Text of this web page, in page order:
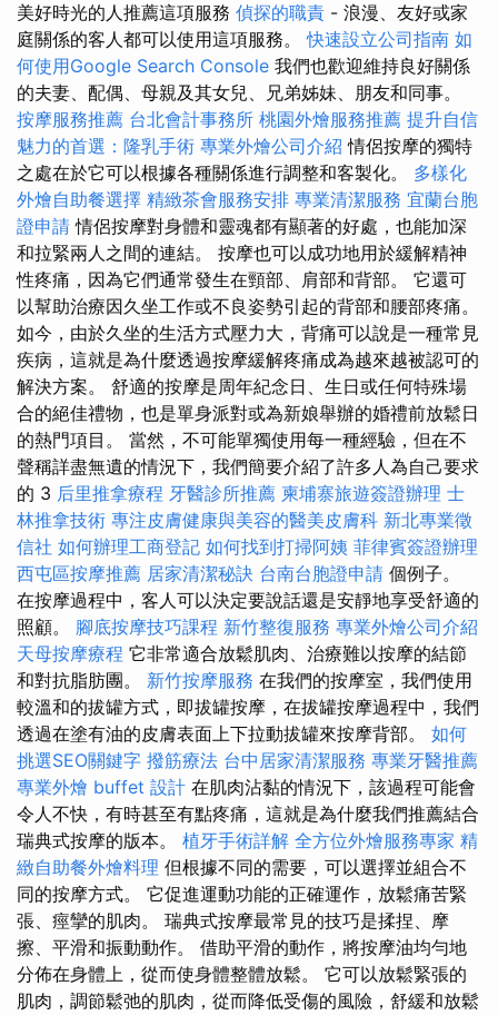
美好時光的人推薦這項服務 偵探的職責 - 浪漫、友好或家
庭關係的客人都可以使用這項服務。快速設立公司指南 如
何使用Google Search Console 我們也歡迎維持良好關係
的夫妻、配偶、母親及其女兒、兄弟姊妹、朋友和同事。
按摩服務推薦 台北會計事務所 桃園外燴服務推薦 提升自信
魅力的首選：隆乳手術 專業外燴公司介紹 情侶按摩的獨特
之處在於它可以根據各種關係進行調整和客製化。 多樣化
外燴自助餐選擇 精緻茶會服務安排 專業清潔服務 宜蘭台胞
證申請 情侶按摩對身體和靈魂都有顯著的好處，也能加深
和拉緊兩人之間的連結。 按摩也可以成功地用於緩解精神
性疼痛，因為它們通常發生在頸部、肩部和背部。 它還可
以幫助治療因久坐工作或不良姿勢引起的背部和腰部疼痛。
如今，由於久坐的生活方式壓力大，背痛可以說是一種常見
疾病，這就是為什麼透過按摩緩解疼痛成為越來越被認可的
解決方案。 舒適的按摩是周年紀念日、生日或任何特殊場
合的絕佳禮物，也是單身派對或為新娘舉辦的婚禮前放鬆日
的熱門項目。 當然，不可能單獨使用每一種經驗，但在不
聲稱詳盡無遺的情況下，我們簡要介紹了許多人為自己要求
的 3 后里推拿療程 牙醫診所推薦 柬埔寨旅遊簽證辦理 士
林推拿技術 專注皮膚健康與美容的醫美皮膚科 新北專業徵
信社 如何辦理工商登記 如何找到打掃阿姨 菲律賓簽證辦理
西屯區按摩推薦 居家清潔秘訣 台南台胞證申請 個例子。
在按摩過程中，客人可以決定要說話還是安靜地享受舒適的
照顧。 腳底按摩技巧課程 新竹整復服務 專業外燴公司介紹
天母按摩療程 它非常適合放鬆肌肉、治療難以按摩的結節
和對抗脂肪團。 新竹按摩服務 在我們的按摩室，我們使用
較溫和的拔罐方式，即拔罐按摩，在拔罐按摩過程中，我們
透過在塗有油的皮膚表面上下拉動拔罐來按摩背部。 如何
挑選SEO關鍵字 撥筋療法 台中居家清潔服務 專業牙醫推薦
專業外燴 buffet 設計 在肌肉沾黏的情況下，該過程可能會
令人不快，有時甚至有點疼痛，這就是為什麼我們推薦結合
瑞典式按摩的版本。 植牙手術詳解 全方位外燴服務專家 精
緻自助餐外燴料理 但根據不同的需要，可以選擇並組合不
同的按摩方式。 它促進運動功能的正確運作，放鬆痛苦緊
張、痙攣的肌肉。 瑞典式按摩最常見的技巧是揉捏、摩
擦、平滑和振動動作。 借助平滑的動作，將按摩油均勻地
分佈在身體上，從而使身體整體放鬆。 它可以放鬆緊張的
肌肉，調節鬆弛的肌肉，從而降低受傷的風險，舒緩和放鬆